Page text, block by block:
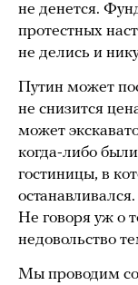
не денется.
протестных
не делись и
Путин может
не снизится
может
когда-либо
гостиницы, в
Не говоря уж о
недовольство
Мы проводим